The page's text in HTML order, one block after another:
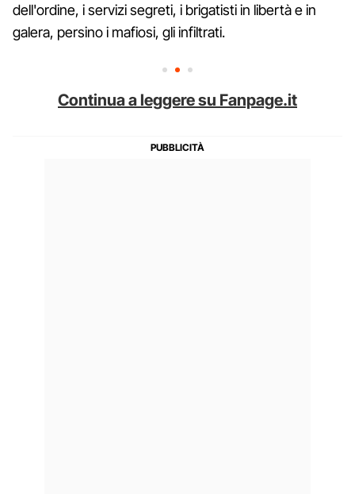
dell'ordine, i servizi segreti, i brigatisti in libertà e in
galera, persino i mafiosi, gli infiltrati.
Continua a leggere su Fanpage.it